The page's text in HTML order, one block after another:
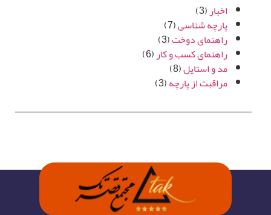
اخبار(3)
پارچه شناسی(7)
راهنمای دوخت(3)
راهنمای کسب و کار(6)
مد و استایل(8)
مراقبت از پارچه(3)